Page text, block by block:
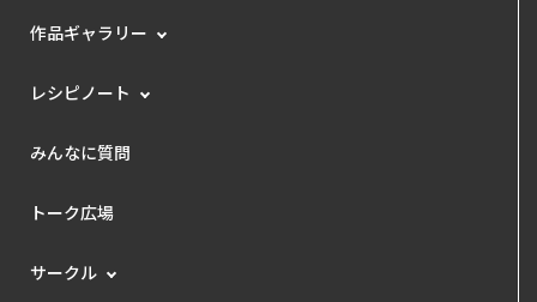
作品ギャラリー
レシピノート
みんなに質問
トーク広場
サークル